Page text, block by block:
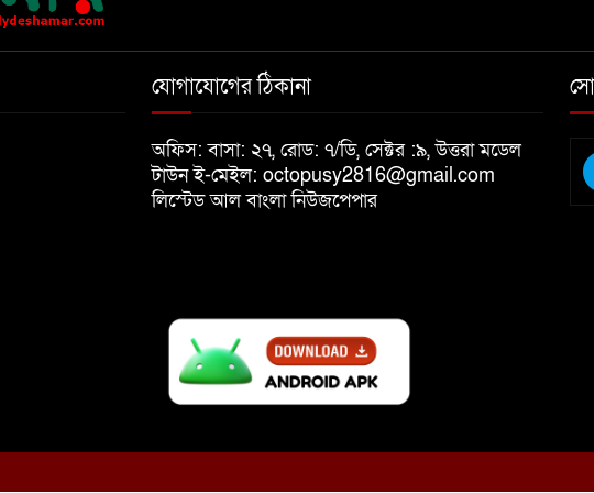
৬
যোগাযোগের ঠিকানা
অফিস: বাসা: ২৭, রোড: ৭/ডি, সেক্টর :৯, উত্তরা মডেল
টাউন ই-মেইল: octopusy2816@gmail.com
লিস্টেড আল বাংলা নিউজপেপার